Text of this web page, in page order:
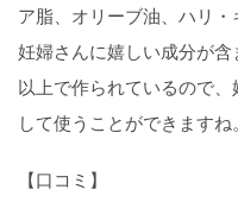
ア脂、オリーブ油、ハリ・
妊婦さんに嬉しい成分が
以上で作られているので
して使うことができますね。
【口コミ】